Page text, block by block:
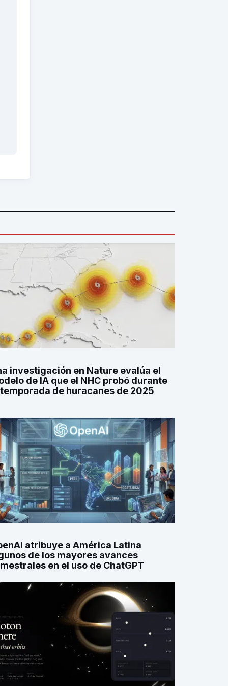
investigación en Nature evalúa el
de IA que el NHC probó durante
de huracanes de 2025
atribuye a América Latina
de los mayores avances
en el uso de ChatGPT